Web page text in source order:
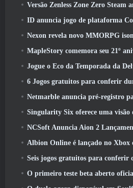
Versão Zenless Zone Zero Steam anunciada
ID anuncia jogo de plataforma Cosy Party Totopia durante o
Nexon revela novo MMORPG isométrico de
MapleStory comemora seu 21º aniversário
Jogue o Eco da Temporada da
6 Jogos gratuitos para conferir
Netmarble anuncia pré-registro para versão global do
Singularity Six oferece uma visão da próxima grande
NCSoft Anuncia Aion 2 Lançamento
Albion Online é lançado no Xbox com
Seis jogos gratuitos para conferir
O primeiro teste beta aberto oficial